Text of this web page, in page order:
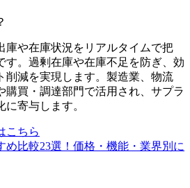
庫や在庫状況をリアルタイムで把
す。過剰在庫や在庫不足を防ぎ、効
削減を実現します。製造業、物流
購買・調達部門で活用され、サプラ
寄与します。
こちら
め比較23選！価格・機能・業界別に